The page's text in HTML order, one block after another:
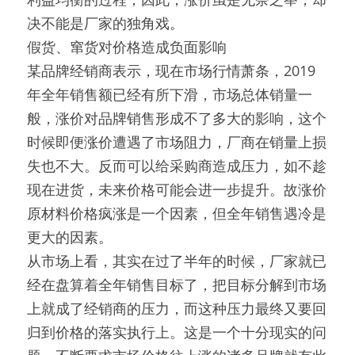
决不能是厂家的独角戏。
假货、窜货对价格造成负面影响
某品牌经销商表示，现在市场行情萧条，2019
年全年销售额已经有所下滑，市场总体销量一
般，涨价对品牌销售形成不了多大的影响，这个
时候即便涨价遭遇了市场阻力，厂商在销量上损
失也不大。反而可以给采购商造成压力，如不趁
现在进货，未来价格可能会进一步提升。故涨价
原材料价格疯涨是一个因素，但全年销售遇冷是
更大的因素。
从市场上看，其实在过了半年的时候，厂家就已
经在盘算着全年销售目标了，把目标分解到市场
上就成了经销商的压力，而这种压力最终又要回
归到价格的落实执行上。这是一个十分现实的问